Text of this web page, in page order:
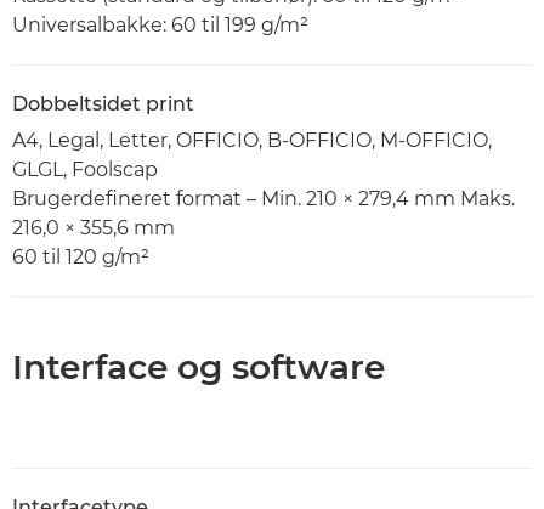
Universalbakke: 60 til 199 g/m²
Dobbeltsidet print
A4, Legal, Letter, OFFICIO, B-OFFICIO, M-OFFICIO,
GLGL, Foolscap
Brugerdefineret format – Min. 210 × 279,4 mm Maks.
216,0 × 355,6 mm
60 til 120 g/m²
Interface og software